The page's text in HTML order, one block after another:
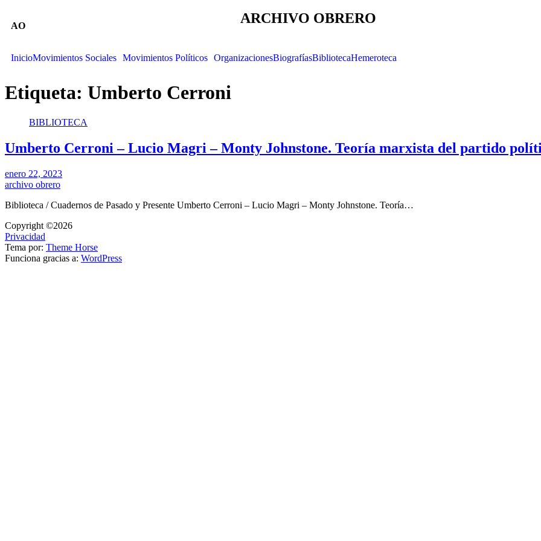
AO ARCHIVO OBRERO
InicioMovimientos Sociales Movimientos Políticos OrganizacionesBiografíasBibliotecaHemeroteca
Etiqueta: Umberto Cerroni
BIBLIOTECA
Umberto Cerroni – Lucio Magri – Monty Johnstone. Teoría marxista del partido
enero 22, 2023
archivo obrero
Biblioteca / Cuadernos de Pasado y Presente Umberto Cerroni – Lucio Magri – Monty Johnstone. Teoría…
Copyright ©2026
Privacidad
Tema por: Theme Horse
Funciona gracias a: WordPress